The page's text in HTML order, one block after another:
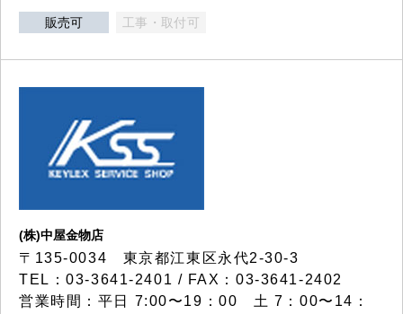
販売可 工事・取付可
(株)中屋金物店
〒135-0034 東京都江東区永代2-30-3
TEL：03-3641-2401 / FAX：03-3641-2402
営業時間：平日 7:00〜19：00 土 7：00〜14：